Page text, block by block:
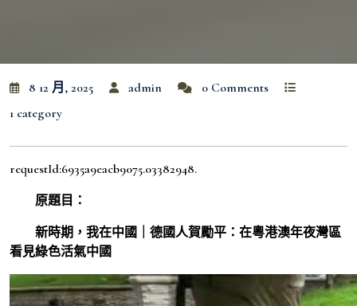
8 12 月, 2025 admin
0 Comments
1 category
requestId:6935a9eacb9075.03382948.
原題目：
新時期，我在中國｜德國人賀勵平：在粵港澳年夜灣區
看見綠色活氣中國